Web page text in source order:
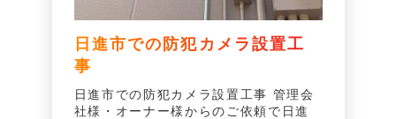
日進市での防犯カメラ設置工
事
日進市での防犯カメラ設置工事 管理会
社様・オーナー様からのご依頼で日進